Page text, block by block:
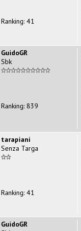
Ranking: 41
GuidoGR
Sbk
Ranking: 839
tarapiani
Senza Targa
Ranking: 41
GuidoGR